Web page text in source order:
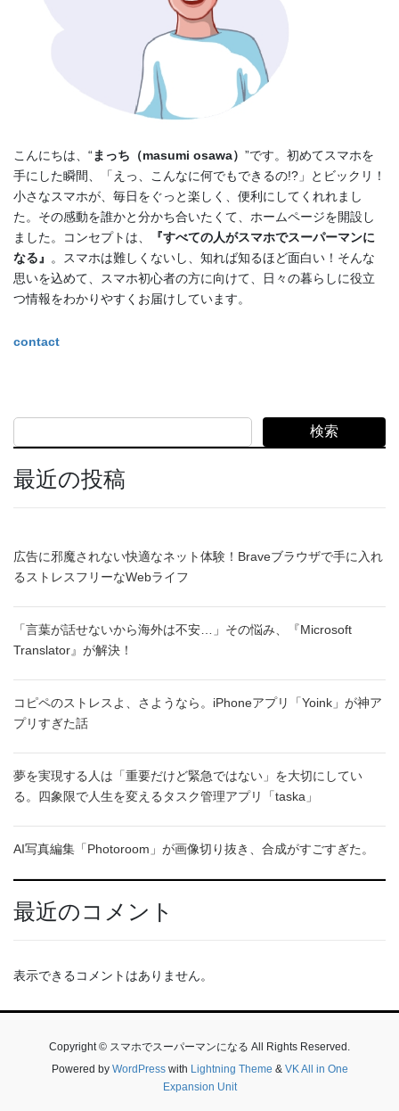
こんにちは、“まっち（masumi osawa） ”です。初めてスマホを
手にした瞬間、「えっ、こんなに何でもできるの!?」とビックリ！
小さなスマホが、毎日をぐっと楽しく、便利にしてくれれまし
た。その感動を誰かと分かち合いたくて、ホームページを開設し
ました。コンセプトは、
『すべての人がスマホでスーパーマンに
なる』
。スマホは難しくないし、知れば知るほど面白い！そんな
思いを込めて、スマホ初心者の方に向けて、日々の暮らしに役立
つ情報をわかりやすくお届けしています。
contact
検索
最近の投稿
広告に邪魔されない快適なネット体験！Braveブラウザで手に入れ
るストレスフリーなWebライフ
「言葉が話せないから海外は不安…」その悩み、『Microsoft
Translator』が解決！
コピペのストレスよ、さようなら。iPhoneアプリ「Yoink」が神ア
プリすぎた話
夢を実現する人は「重要だけど緊急ではない」を大切にしてい
る。四象限で人生を変えるタスク管理アプリ「taska」
AI写真編集「Photoroom」が画像切り抜き、合成がすごすぎた。
最近のコメント
表示できるコメントはありません。
Copyright © スマホでスーパーマンになる All Rights Reserved.
Powered by WordPresswith Lightning Theme & VK All in One
Expansion Unit